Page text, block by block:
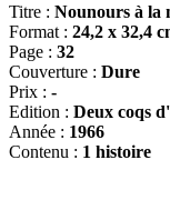
Titre : Nounours à la
Format : 24,2 x 32,4
Page : 32
Couverture : Dure
Prix : -
Edition : Deux coqs
Année : 1966
Contenu : 1 histoire